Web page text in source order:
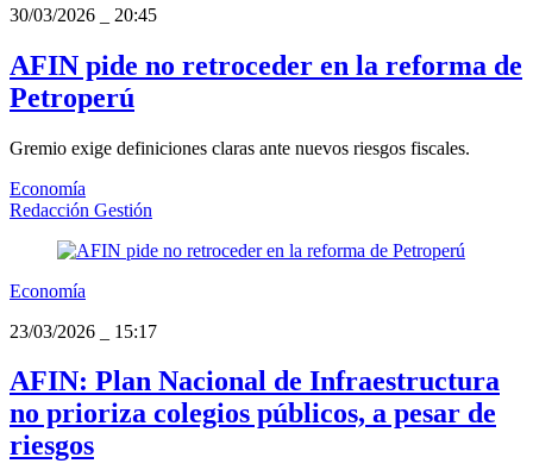
30/03/2026
20:45
AFIN pide no retroceder en la reforma de
Petroperú
Gremio exige definiciones claras ante nuevos riesgos fiscales.
Economía
Redacción Gestión
Economía
23/03/2026
15:17
AFIN: Plan Nacional de Infraestructura
no prioriza colegios públicos, a pesar de
riesgos